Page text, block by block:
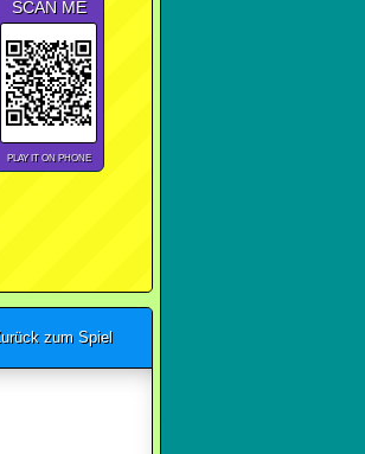
SCAN ME
PLAY IT ON PHONE
zum Spiel